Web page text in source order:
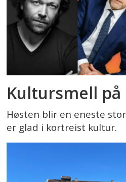
Kultursmell
Høsten blir en eneste
er glad i kortreist kultur.